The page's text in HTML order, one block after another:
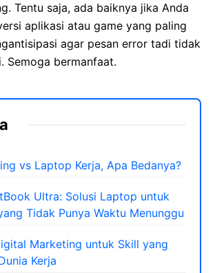
Tentu saja, ada baiknya jika Anda
aplikasi atau game yang paling
agar pesan error tadi tidak
Semoga bermanfaat.
vs Laptop Kerja, Apa Bedanya?
Ultra: Solusi Laptop untuk
Tidak Punya Waktu Menunggu
Marketing untuk Skill yang
Kerja